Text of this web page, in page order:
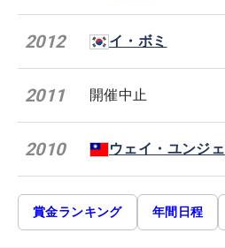
2012 イ・ボミ
2011 開催中止
2010 ウェイ・ユンジェ
賞金ランキング 年間日程